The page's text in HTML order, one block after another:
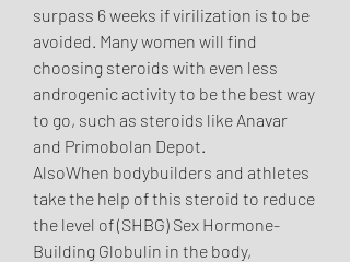
surpass 6 weeks if virilization is to be
avoided. Many women will find
choosing steroids with even less
androgenic activity to be the best way
to go, such as steroids like Anavar
and Primobolan Depot.
AlsoWhen bodybuilders and athletes
take the help of this steroid to reduce
the level of (SHBG) Sex Hormone-
Building Globulin in the body,